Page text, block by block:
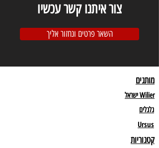
צור איתנו קשר עכשיו
השאר פרטים ונחזור אליך
מותגים
Wilier ישראל
גלגלים
Ursus
קטגוריות